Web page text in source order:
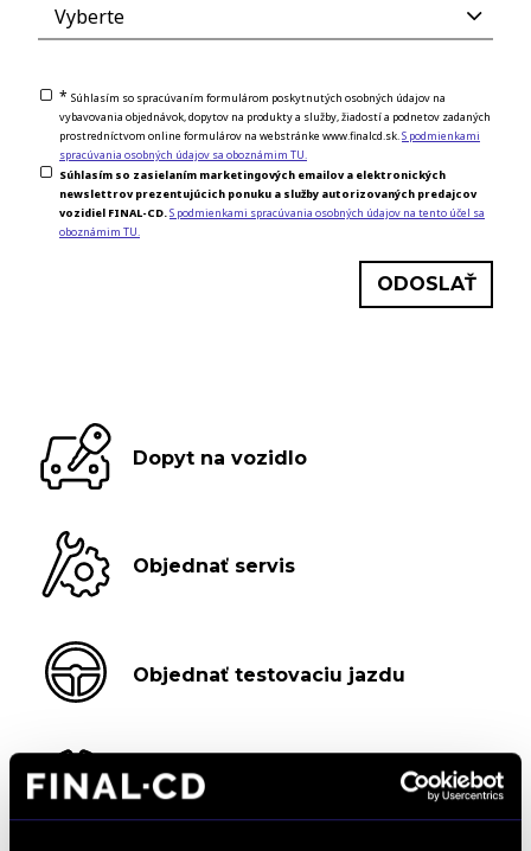
* Súhlasím so spracúvaním formulárom poskytnutých osobných údajov na
vybavovania objednávok, dopytov na produkty a služby, žiadostí a podnetov zadaných
prostredníctvom online formulárov na webstránke www.finalcd.sk. S podmienkami
spracúvania osobných údajov sa oboznámim TU.
Súhlasím so zasielaním marketingových emailov a elektronických
newslettrov prezentujúcich ponuku a služby autorizovaných predajcov
vozidiel FINAL-CD. S podmienkami spracúvania osobných údajov na tento účel sa
oboznámim TU.
Dopyt na vozidlo
Objednať servis
Objednať testovaciu jazdu
Objednať náhradný diel
a príslušenstvo